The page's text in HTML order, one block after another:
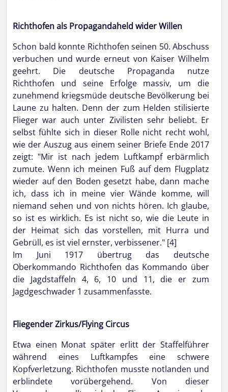
Richthofen als Propagandaheld wider Willen
Schon bald konnte Richthofen seinen 50. Abschuss
verbuchen und wurde erneut von Kaiser Wilhelm
geehrt. Die deutsche Propaganda nutze
Richthofen und seine Erfolge massiv, um die
zunehmend kriegsmüde deutsche Bevölkerung bei
Laune zu halten. Denn der zum Helden stilisierte
Flieger war auch unter Zivilisten sehr beliebt. Er
selbst fühlte sich in dieser Rolle nicht recht wohl,
wie der Auszug aus einem seiner Briefe Ende 2017
zeigt: "Mir ist nach jedem Luftkampf erbärmlich
zumute. Wenn ich meinen Fuß auf dem Flugplatz
wieder auf den Boden gesetzt habe, dann mache
ich, dass ich in meine vier Wände komme, will
niemand sehen und von nichts hören. Ich glaube,
so ist es wirklich. Es ist nicht so, wie die Leute in
der Heimat sich das vorstellen, mit Hurra und
Gebrüll, es ist viel ernster, verbissener." [4]
Im Juni 1917 übertrug das deutsche
Oberkommando Richthofen das Kommando über
die Jagdstaffeln 4, 6, 10 und 11, die er zum
Jagdgeschwader 1 zusammenfasste.
Fliegender Zirkus/Flying Circus
Etwa einen Monat später erlitt der Staffelführer
während eines Luftkampfes eine schwere
Kopfverletzung. Richthofen musste notlanden und
erblindete vorübergehend. Von dieser